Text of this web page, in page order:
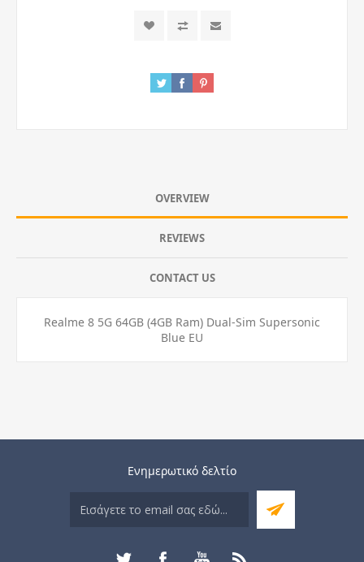
OVERVIEW
REVIEWS
CONTACT US
Realme 8 5G 64GB (4GB Ram) Dual-Sim Supersonic
Blue EU
Ενημερωτικό δελτίο